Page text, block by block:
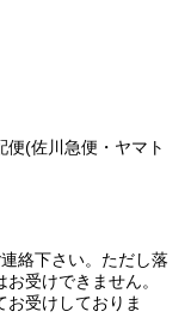
(佐川急便・ヤマト
絡下さい。ただし落
受けできません。
受けしておりま